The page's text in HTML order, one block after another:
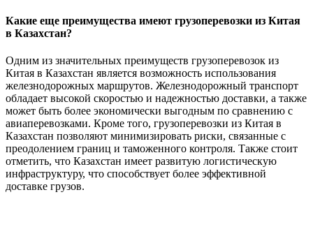
Какие еще преимущества имеют грузоперевозки из Китая
в Казахстан?
Одним из значительных преимуществ грузоперевозок из
Китая в Казахстан является возможность использования
железнодорожных маршрутов. Железнодорожный транспорт
обладает высокой скоростью и надежностью доставки, а также
может быть более экономически выгодным по сравнению с
авиаперевозками. Кроме того, грузоперевозки из Китая в
Казахстан позволяют минимизировать риски, связанные с
преодолением границ и таможенного контроля. Также стоит
отметить, что Казахстан имеет развитую логистическую
инфраструктуру, что способствует более эффективной
доставке грузов.